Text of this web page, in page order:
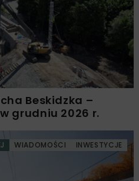
Beskidzka –
grudniu 2026 r.
WIADOMOŚCI INWESTYCJE